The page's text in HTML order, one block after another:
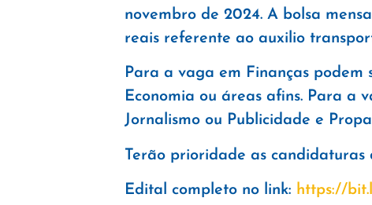
novembro de 2024. A bolsa
reais referente ao auxilio
Para a vaga em Finanças
Economia ou áreas afins. Para a
Jornalismo ou Publicidade e
Terão prioridade as candidaturas
Edital completo no link: https://